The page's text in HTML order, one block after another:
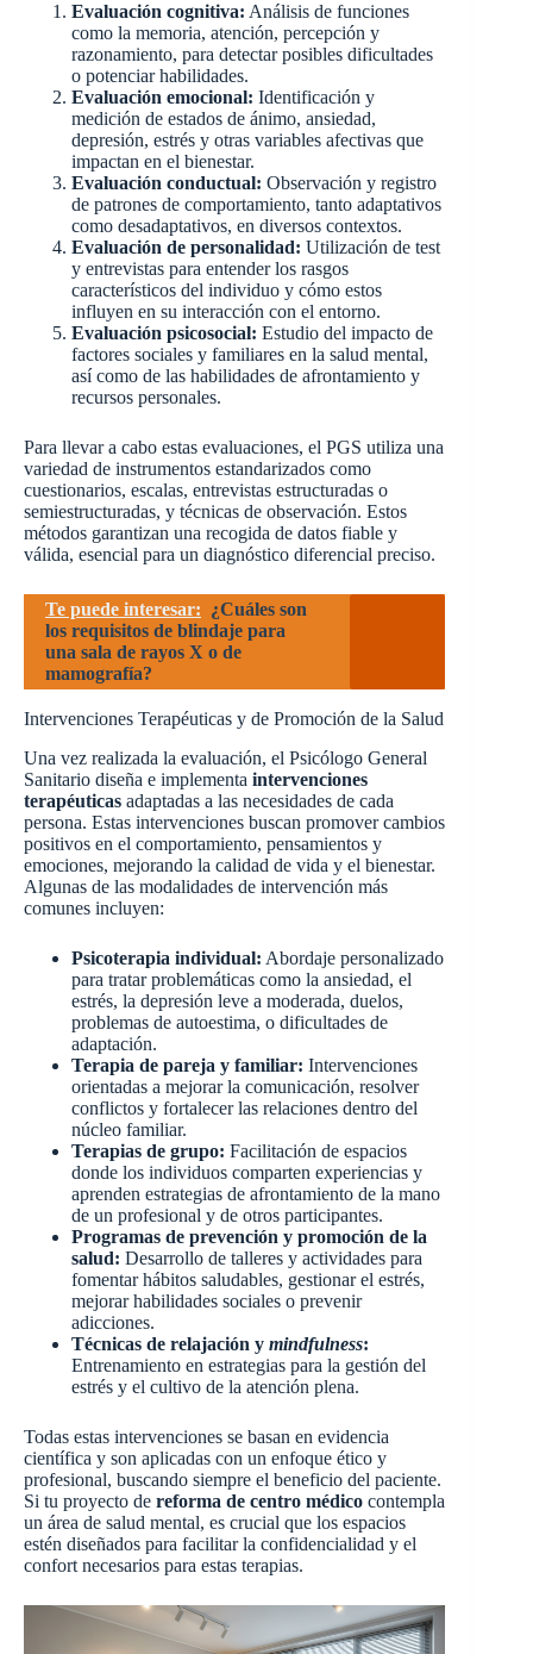
Evaluación cognitiva: Análisis de funciones
como la memoria, atención, percepción y
razonamiento, para detectar posibles dificultades
o potenciar habilidades.
Evaluación emocional: Identificación y
medición de estados de ánimo, ansiedad,
depresión, estrés y otras variables afectivas que
impactan en el bienestar.
Evaluación conductual: Observación y registro
de patrones de comportamiento, tanto adaptativos
como desadaptativos, en diversos contextos.
Evaluación de personalidad: Utilización de test
y entrevistas para entender los rasgos
característicos del individuo y cómo estos
influyen en su interacción con el entorno.
Evaluación psicosocial: Estudio del impacto de
factores sociales y familiares en la salud mental,
así como de las habilidades de afrontamiento y
recursos personales.
Para llevar a cabo estas evaluaciones, el PGS utiliza una
variedad de instrumentos estandarizados como
cuestionarios, escalas, entrevistas estructuradas o
semiestructuradas, y técnicas de observación. Estos
métodos garantizan una recogida de datos fiable y
válida, esencial para un diagnóstico diferencial preciso.
Te puede interesar: ¿Cuáles son
los requisitos de blindaje para
una sala de rayos X o de
mamografía?
Intervenciones Terapéuticas y de Promoción de la Salud
Una vez realizada la evaluación, el Psicólogo General
Sanitario diseña e implementa intervenciones
terapéuticas adaptadas a las necesidades de cada
persona. Estas intervenciones buscan promover cambios
positivos en el comportamiento, pensamientos y
emociones, mejorando la calidad de vida y el bienestar.
Algunas de las modalidades de intervención más
comunes incluyen:
Psicoterapia individual: Abordaje personalizado
para tratar problemáticas como la ansiedad, el
estrés, la depresión leve a moderada, duelos,
problemas de autoestima, o dificultades de
adaptación.
Terapia de pareja y familiar: Intervenciones
orientadas a mejorar la comunicación, resolver
conflictos y fortalecer las relaciones dentro del
núcleo familiar.
Terapias de grupo: Facilitación de espacios
donde los individuos comparten experiencias y
aprenden estrategias de afrontamiento de la mano
de un profesional y de otros participantes.
Programas de prevención y promoción de la
salud: Desarrollo de talleres y actividades para
fomentar hábitos saludables, gestionar el estrés,
mejorar habilidades sociales o prevenir
adicciones.
Técnicas de relajación y mindfulness:
Entrenamiento en estrategias para la gestión del
estrés y el cultivo de la atención plena.
Todas estas intervenciones se basan en evidencia
científica y son aplicadas con un enfoque ético y
profesional, buscando siempre el beneficio del paciente.
Si tu proyecto de reforma de centro médico contempla
un área de salud mental, es crucial que los espacios
estén diseñados para facilitar la confidencialidad y el
confort necesarios para estas terapias.